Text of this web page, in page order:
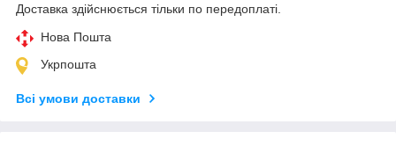
Доставка здійснюється тільки по передоплаті.
Нова Пошта
Укрпошта
Всі умови доставки